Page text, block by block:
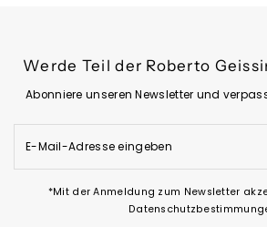
Werde Teil der Roberto
Abonniere unseren Newsletter und
Mail-
Adresse
*Mit der Anmeldung zum Newsletter